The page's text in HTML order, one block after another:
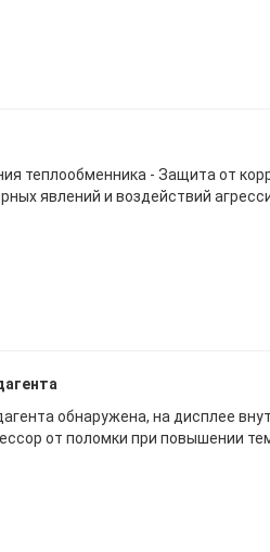
теплообменника - Защита от
явлений и воздействий
обнаружена, на дисплее
от поломки при повышении